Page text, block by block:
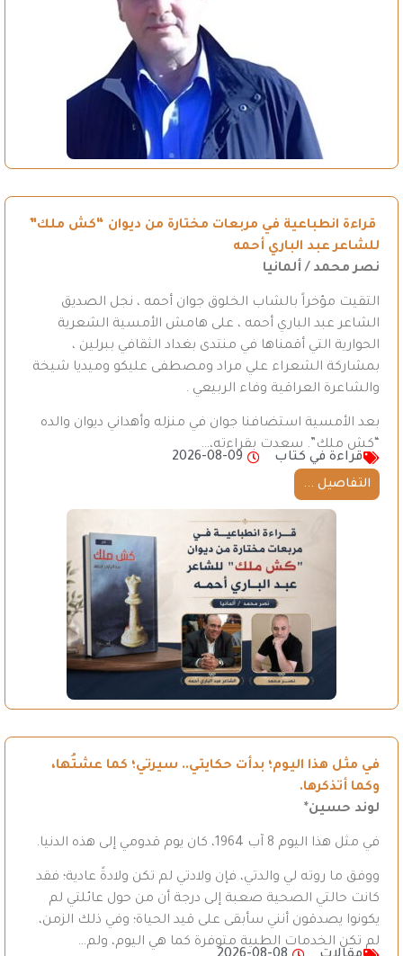
قراءة انطباعية في مربعات مختارة من ديوان “كش ملك”
للشاعر عبد الباري أحمه
نصر محمد / ألمانيا
التقيت مؤخراً بالشاب الخلوق جوان أحمه ، نجل الصديق
الشاعر عبد الباري أحمه ، على هامش الأمسية الشعرية
الحوارية التي أقمناها في منتدى بغداد الثقافي ببرلين ،
بمشاركة الشعراء علي مراد ومصطفى عليكو وميديا شيخة
والشاعرة العراقية وفاء الربيعي .
بعد الأمسية استضافنا جوان في منزله وأهداني ديوان والده
“كش ملك”. سعدت بقراءته،…
قراءة في كتاب
2026-08-09
التفاصيل ...
في مثل هذا اليوم؛ بدأت حكايتي.. سيرتي؛ كما عشتُها،
وكما أتذكرها.
لوند حسين*
في مثل هذا اليوم 8 آب 1964، كان يوم قدومي إلى هذه الدنيا.
ووفق ما روته لي والدتي، فإن ولادتي لم تكن ولادةً عادية؛ فقد
كانت حالتي الصحية صعبة إلى درجة أن من حول عائلتي لم
يكونوا يصدقون أنني سأبقى على قيد الحياة؛ وفي ذلك الزمن،
لم تكن الخدمات الطبية متوفرة كما هي اليوم، ولم…